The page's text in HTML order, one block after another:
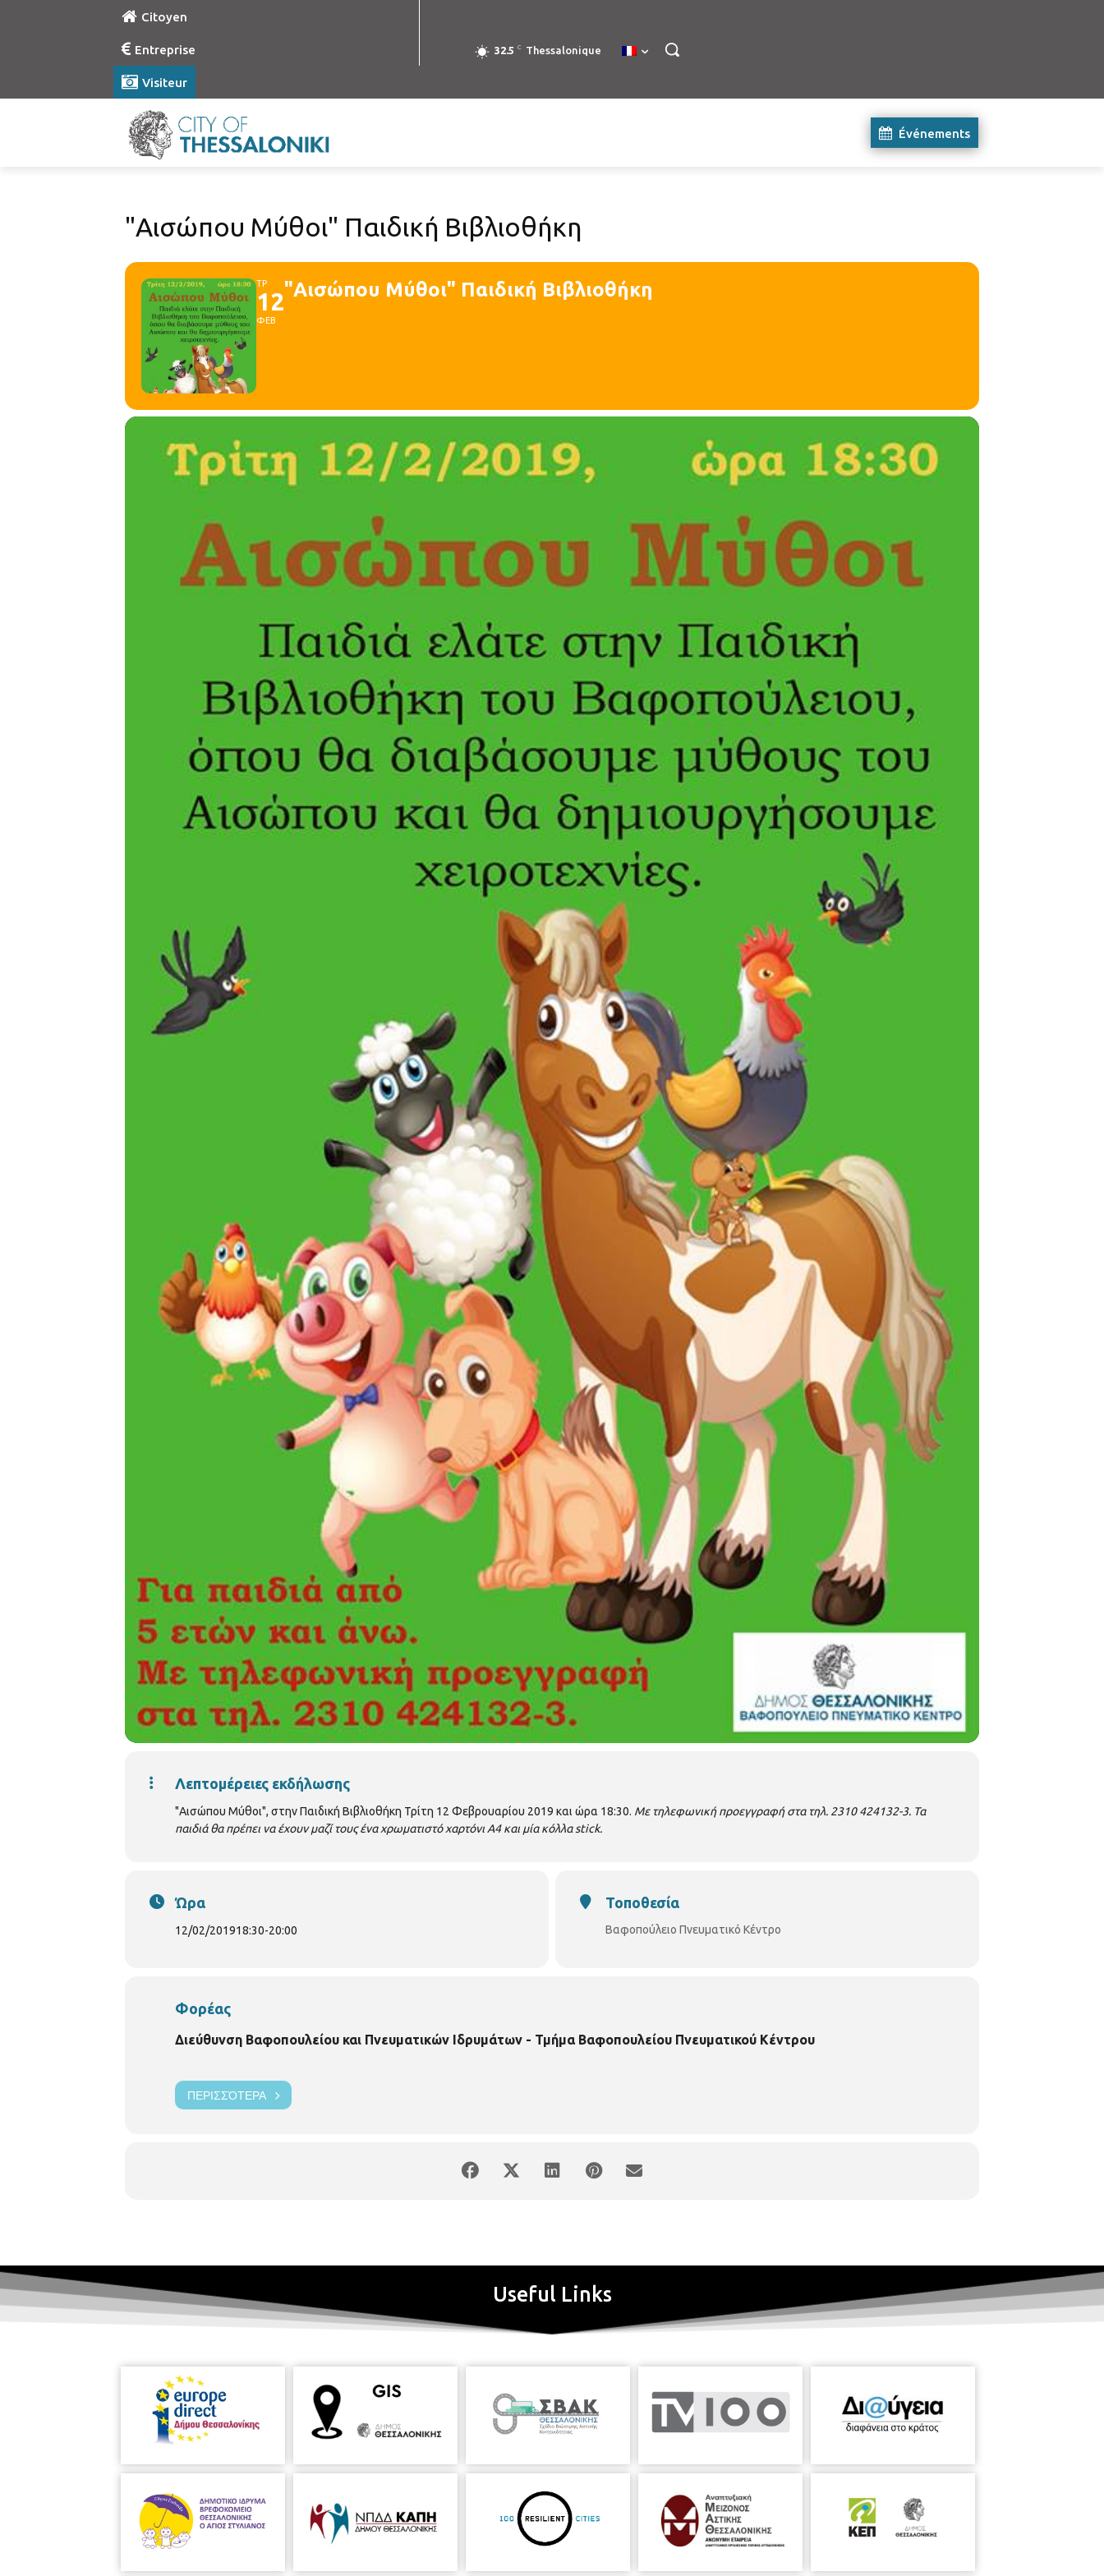
Citoyen
Entreprise
Visiteur
32.5 C Thessalonique
Événements
"Αισώπου Μύθοι" Παιδική Βιβλιοθήκη
ΤΡ
12
ΦΕΒ
"Αισώπου Μύθοι" Παιδική Βιβλιοθήκη
Λεπτομέρειες εκδήλωσης
"Αισώπου Μύθοι", στην Παιδική Βιβλιοθήκη Τρίτη 12 Φεβρουαρίου 2019 και ώρα 18:30. Με τηλεφωνική προεγγραφή στα τηλ. 2310 424132-3. Τα
παιδιά θα πρέπει να έχουν μαζί τους ένα χρωματιστό χαρτόνι Α4 και μία κόλλα stick.
Ώρα
12/02/201918:30-20:00
Τοποθεσία
Βαφοπούλειο Πνευματικό Κέντρο
Φορέας
Διεύθυνση Βαφοπουλείου και Πνευματικών Ιδρυμάτων - Τμήμα Βαφοπουλείου Πνευματικού Κέντρου
ΠΕΡΙΣΣΌΤΕΡΑ
Useful Links